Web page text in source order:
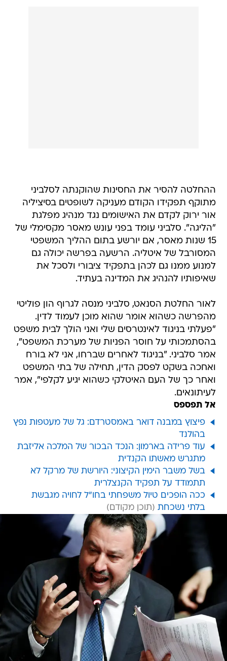
ההחלטה להסיר את החסינות שהוקנתה לסלביני
מתוקף תפקידו הקודם מעניקה לשופטים בסיציליה
אור ירוק לקדם את האישומים נגד מנהיג מפלגת
"הליגה". סלביני עומד בפני עונש מאסר מקסימלי של
15 שנות מאסר, אם יורשע בתום ההליך המשפטי
המסורבל של איטליה. הרשעה בפרשה יכולה גם
למנוע ממנו גם לכהן בתפקיד ציבורי ולסכל את
שאיפותיו להנהיג את המדינה בעתיד.
לאור החלטת הסנאט, סלביני מנסה לגרוף הון פוליטי
מהפרשה כשהוא אומר שהוא מוכן לעמוד לדין.
"פעלתי בניגוד לאינטרסים שלי ואני הולך לבית משפט
בהסתמכותי על חוסר הפניות של מערכת המשפט",
אמר סלביני. "בניגוד לאחרים שברחו, אני לא בורח
ואחכה בשקט לפסק הדין, תחילה של בתי המשפט
ואחר כך של העם האיטלקי כשהוא יגיע לקלפי", אמר
לעיתונאים.
אל תפספס
פיצוץ במבנה דואר באמסטרדם: גל של מעטפות נפץ
בהולנד
עוד פרידה בארמון: הנכד הבכור של המלכה אליזבת
מתגרש מאשתו הקנדית
בשל משבר הימין הקיצוני: היורשת של מרקל לא
תתמודד על תפקיד הקנצלרית
ככה הופכים טיול משפחתי בחו"ל לחויה מגבשת
בלתי נשכחת